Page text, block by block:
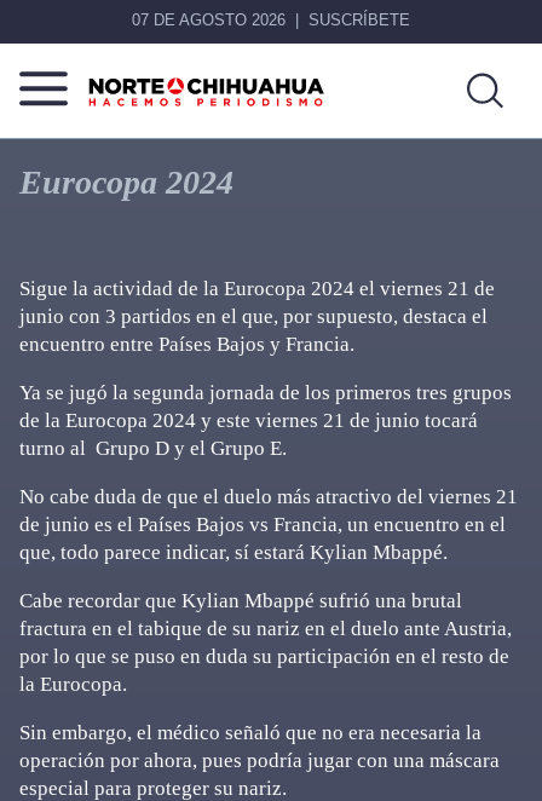
07 DE AGOSTO 2026 SUSCRÍBETE
Norte
Chihuahua
Más
que
noticias,
Eurocopa 2024
Sigue la actividad de la Eurocopa 2024 el viernes 21 de
junio con 3 partidos en el que, por supuesto, destaca el
encuentro entre Países Bajos y Francia.
Ya se jugó la segunda jornada de los primeros tres grupos
de la Eurocopa 2024 y este viernes 21 de junio tocará
turno al Grupo D y el Grupo E.
No cabe duda de que el duelo más atractivo del viernes 21
de junio es el Países Bajos vs Francia, un encuentro en el
que, todo parece indicar, sí estará Kylian Mbappé.
Cabe recordar que Kylian Mbappé sufrió una brutal
fractura en el tabique de su nariz en el duelo ante Austria,
por lo que se puso en duda su participación en el resto de
la Eurocopa.
Sin embargo, el médico señaló que no era necesaria la
operación por ahora, pues podría jugar con una máscara
especial para proteger su nariz.